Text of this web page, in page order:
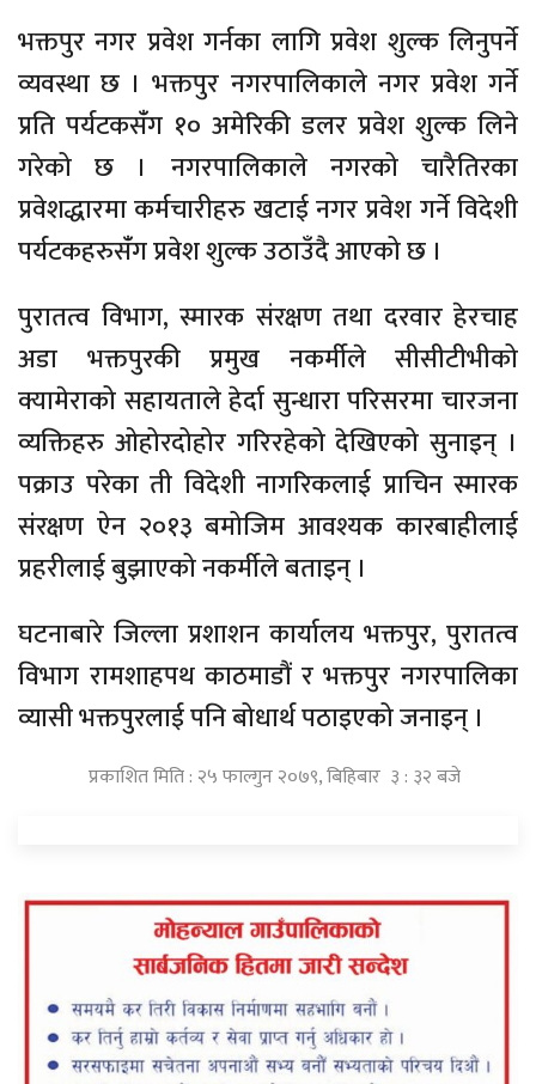
भक्तपुर नगर प्रवेश गर्नका लागि प्रवेश शुल्क लिनुपर्ने
व्यवस्था छ । भक्तपुर नगरपालिकाले नगर प्रवेश गर्ने
प्रति पर्यटकसँंग १० अमेरिकी डलर प्रवेश शुल्क लिने
गरेको छ । नगरपालिकाले नगरको चारैतिरका
प्रवेशद्धारमा कर्मचारीहरु खटाई नगर प्रवेश गर्ने विदेशी
पर्यटकहरुसँंग प्रवेश शुल्क उठाउँदै आएको छ ।
पुरातत्व विभाग, स्मारक संरक्षण तथा दरवार हेरचाह
अडा भक्तपुरकी प्रमुख नकर्मीले सीसीटीभीको
क्यामेराको सहायताले हेर्दा सुन्धारा परिसरमा चारजना
व्यक्तिहरु ओहोरदोहोर गरिरहेको देखिएको सुनाइन् ।
पक्राउ परेका ती विदेशी नागरिकलाई प्राचिन स्मारक
संरक्षण ऐन २०१३ बमोजिम आवश्यक कारबाहीलाई
प्रहरीलाई बुझाएको नकर्मीले बताइन् ।
घटनाबारे जिल्ला प्रशाशन कार्यालय भक्तपुर, पुरातत्व
विभाग रामशाहपथ काठमाडौं र भक्तपुर नगरपालिका
व्यासी भक्तपुरलाई पनि बोधार्थ पठाइएको जनाइन् ।
प्रकाशित मिति : २५ फाल्गुन २०७९, बिहिबार ३ : ३२ बजे